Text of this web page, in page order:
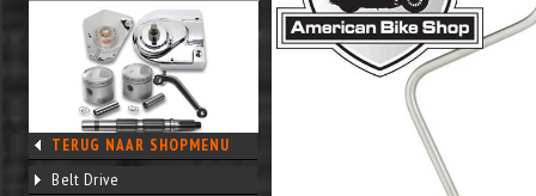
TERUG NAAR SHOPMENU
Belt Drive